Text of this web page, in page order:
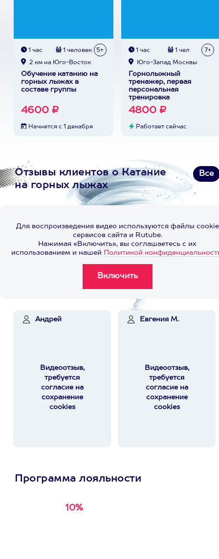
1 час 1 человек 5+
2 км на Юго-Восток
Обучение катанию на
горных лыжах в
составе группы
4600 ₽
Начнется с 1 декабря
1 час 1 чел 7+
Юго-Запад Москвы
Горнолыжный
тренажер, первая
персональная
тренировка
4800 ₽
Работает сейчас
Отзывы клиентов о Катание
на горных лыжах
Все
Для воспроизведения видео используются файлы cookie
сервисов сайта и Rutube.
Нажимая «Включить», вы соглашаетесь с их
использованием и нашей Политикой
Андрей
Видеоотзыв,
требуется
согласие на
сохранение
cookies
Евгения М.
Видеоотзыв,
требуется
согласие на
сохранение
cookies
Программа лояльности
10%